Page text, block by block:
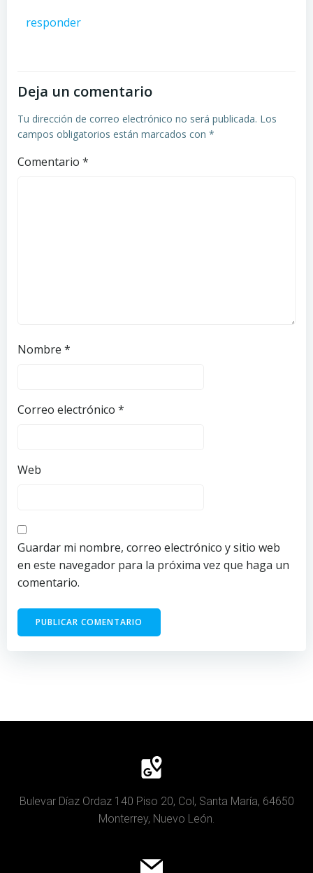
responder
Deja un comentario
Tu dirección de correo electrónico no será publicada. Los
campos obligatorios están marcados con *
Comentario *
Nombre *
Correo electrónico *
Web
Guardar mi nombre, correo electrónico y sitio web
en este navegador para la próxima vez que haga un
comentario.
Bulevar Díaz Ordaz 140 Piso 20, Col, Santa María, 64650
Monterrey, Nuevo León.